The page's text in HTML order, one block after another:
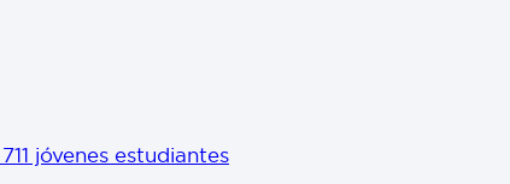
jóvenes estudiantes